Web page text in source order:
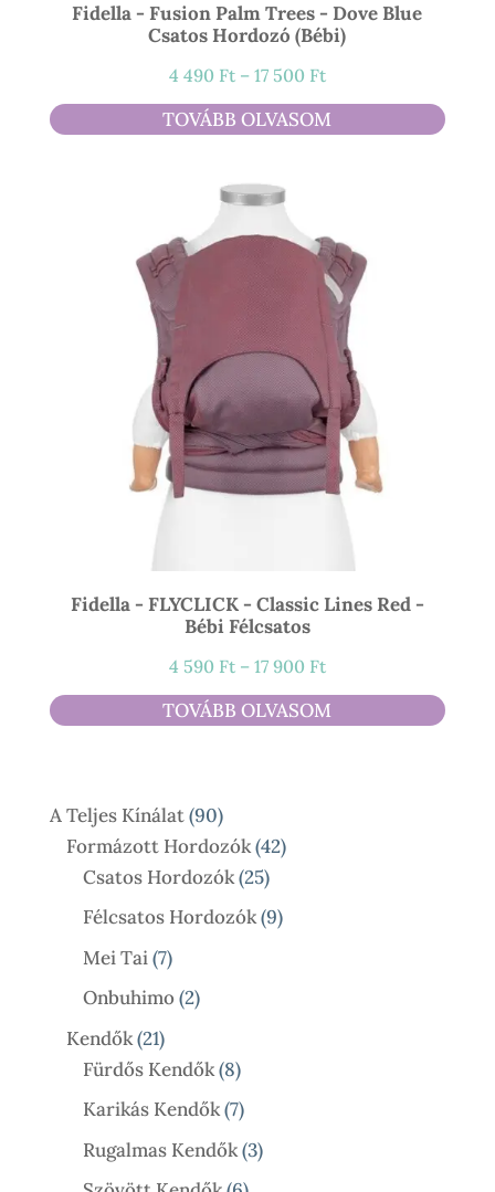
Fidella - Fusion Palm Trees - Dove Blue
Csatos Hordozó (bébi)
4 490 Ft – 17 500 FtÁrtartomány:
4
490 Ft
TOVÁBB OLVASOM
Fidella - FLYCLICK - Classic Lines Red -
Bébi Félcsatos
4 590 Ft – 17 900 FtÁrtartomány:
4
590 Ft
TOVÁBB OLVASOM
A Teljes Kínálat 9090
Termék
Formázott Hordozók 4242
Csatos Hordozók 2525
Termék
Félcsatos Hordozók 99
Mei Tai 77
Termék
Onbuhimo 22
Kendők 2121
Termék
Fürdős Kendők 88
Termék
Karikás Kendők 77
Termék
Rugalmas Kendők 33